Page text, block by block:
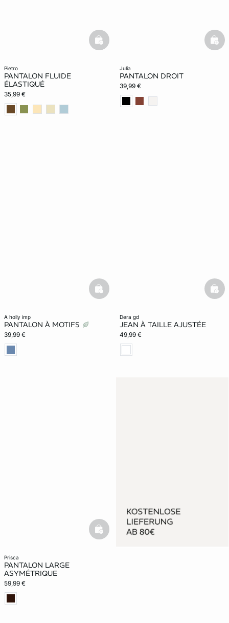
pietro
PANTALON FLUIDE
ÉLASTIQUÉ
35,99 €
basketfull
julia
PANTALON DROIT
39,99 €
a holly imp
PANTALON À MOTIFS
39,99 €
basketfull
dera gd
JEAN À TAILLE AJUSTÉE
49,99 €
prisca
PANTALON LARGE
ASYMÉTRIQUE
59,99 €
basketfull